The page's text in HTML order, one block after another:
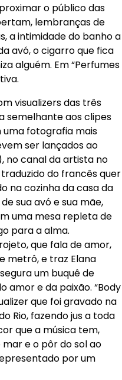
o público das
lembranças de
a intimidade do banho a
avó, o cigarro que fica
alguém. Em “Perfumes
visualizers das três
semelhante aos clipes
uma fotografia mais
ser lançados ao
no canal da artista no
traduzido do francês quer
na cozinha da casa da
sua avó e sua mãe,
uma mesa repleta de
para a alma.
que fala de amor,
metrô, e traz Elana
um buquê de
amor e da paixão. “Body
que foi gravado na
Rio, fazendo jus a toda
que a música tem,
e o pôr do sol ao
por um